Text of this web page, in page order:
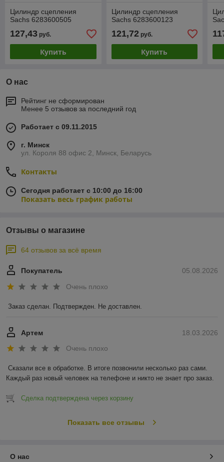
Цилиндр сцепления
Sachs 6283600505
127,43 руб.
Купить
Цилиндр сцепления
Sachs 6283600123
121,72руб.
Купить
О нас
Рейтинг не сформирован
Менее 5 отзывов за последний год
Работает с 09.11.2015
г. Минск
ул. Короля 88 офис 2, Минск, Беларусь
Контакты
Сегодня работает с 10:00 до 16:00
Показать весь график работы
Отзывы о магазине
64 отзывов за всё время
05.08.2026
Покупатель
Очень плохо
Заказ сделан. Подтвержден. Не доставлен.
18.03.2026
Артем
Очень плохо
Сказали все в обработке. В итоге позвонили несколько раз сами.
Каждый раз новый человек на телефоне и никто не знает про заказ.
Сделка подтверждена через корзину
Показать все отзывы
О нас